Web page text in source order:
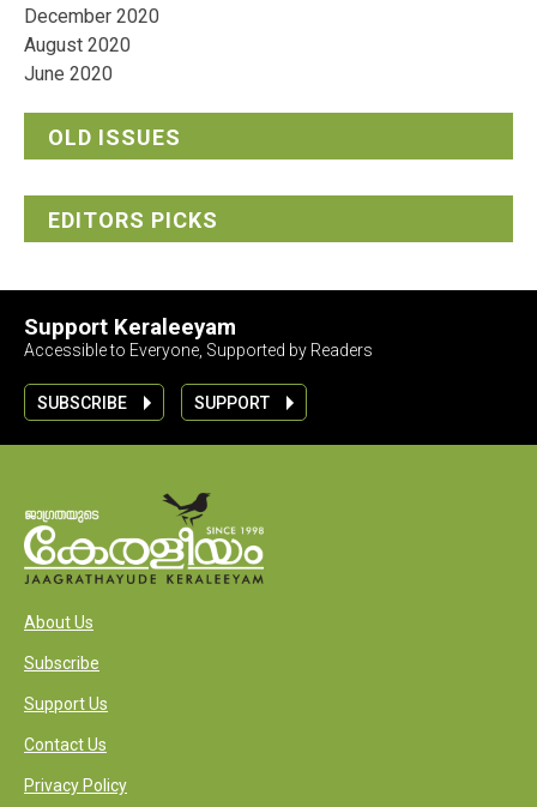
December 2020
August 2020
June 2020
OLD ISSUES
EDITORS PICKS
Support Keraleeyam
Accessible to Everyone, Supported by Readers
SUBSCRIBE SUPPORT
About Us
Subscribe
Support Us
Contact Us
Privacy Policy